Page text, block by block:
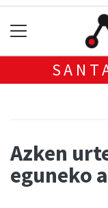
Azken
eguneko